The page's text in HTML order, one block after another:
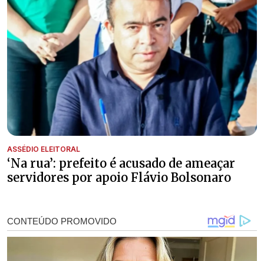
ASSÉDIO ELEITORAL
‘Na rua’: prefeito é acusado de ameaçar
servidores por apoio Flávio Bolsonaro